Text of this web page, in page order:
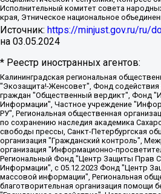
Исполнительный комитет совета
края, Этническое национальное
Источник: https://minjust.gov.ru/ru/
на 03.05.2024
* Реестр иностранных агентов:
Калининградская региональная общественная организация "Экозащита!-Женсовет", Фонд содействия защите прав и свобод граждан "Общественный вердикт", Фонд "Институт Развития Свободы Информации", Частное учреждение "Информационное агентство МЕМО. РУ", Региональная общественная организация "Общественная комиссия по сохранению наследия академика Сахарова", Фонд поддержки свободы прессы, Санкт-Петербургская общественная правозащитная организация "Гражданский контроль", Межрегиональная общественная организация "Информационно-просветительский центр "Мемориал", Региональный Фонд "Центр Защиты Прав Средств Массовой Информации", с 05.12.2023 Фонд "Центр Защиты Прав Средств массовой информации", Региональная общественная благотворительная организация помощи беженцам и мигрантам "Гражданское содействие", Негосударственное образовательное учреждение дополнительного профессионального образования (повышение квалификации) специалистов "АКАДЕМИЯ ПО ПРАВАМ ЧЕЛОВЕКА", Свердловская региональная общественная организация "Сутяжник", Автономная некоммерческая организация "Центр независимых социологических исследований", Союз общественных объединений "Российский исследовательский центр по правам человека", Региональное общественное учреждение научно-информационный центр "МЕМОРИАЛ", Некоммерческая организация "Фонд защиты гласности", Автономная некоммерческая организация "Институт прав человека", Городская общественная организация "Екатеринбургское общество "МЕМОРИАЛ", Городская общественная организация "Рязанское историко-просветительское и правозащитное общество "Мемориал" (Рязанский Мемориал), Челябинский региональный орган общественной самодеятельности – женское общественное объединение "Женщины Евразии", Челябинский региональный орган общественной самодеятельности "Уральская правозащитная группа", Фонд содействия защите здоровья и социальной справедливости имени Андрея Рылькова, Автономная Некоммерческая Организация "Аналитический Центр Юрия Левады", Автономная некоммерческая организация социальной поддержки населения "Проект Апрель", Региональная общественная организация помощи женщинам и детям, находящимся в кризисной ситуации "Информационно-методический центр "Анна", Фонд содействия развитию массовых коммуникаций и правовому просвещению "Так-так-Так", Фонд содействия устойчивому развитию "Серебряная тайга", Свердловский региональный общественный фонд социальных проектов "Новое время", "Idel.Реалии", Кавказ.Реалии, Крым.Реалии, Телеканал Настоящее Время, Татаро-башкирская служба Радио Свобода (Azatliq Radiosi), Радио Свободная Европа/Радио Свобода (PCE/PC), "Сибирь.Реалии", "Фактограф", Благотворительный фонд помощи осужденным и их семьям, Автономная некоммерческая организация "Институт глобализации и социальных движений", Фонд "В защиту прав заключенных", Частное учреждение "Центр поддержки и содействия развитию средств массовой информации", Пензенский региональный общественный благотворительный фонд "Гражданский союз", "Север.Реалии", Некоммерческая организация Фонд "Правовая инициатива", Общество с ограниченной ответственностью "Радио Свободная Европа/Радио Свобода", Чешское информационное агентство "MEDIUM-ORIENT", Красноярская региональная общественная организация "Мы против СПИДа", Камалягин Денис Николаевич, Маркелов Сергей Евгеньевич, Пономарев Лев Александрович, Савицкая Людмила Алексеевна, Автономная некоммерческая организация "Центр по работе с проблемой насилия "НАСИЛИЮ.НЕТ", Межрегиональный профессиональный союз работников здравоохранения "Альянс врачей", Юридическое лицо, зарегистрированное в Латвийской Республике, SIA "Medusa Project" (регистрационный номер 40103797863, дата регистрации 10.06.2014), Некоммерческая организация "Фонд по борьбе с коррупцией", Автономная некоммерческая организация "Институт права и публичной политики", Баданин Роман Сергеевич, Гликин Максим Александрович, Железнова Мария Михайловна, Лукьянова Юлия Сергеевна, Маетная Елизавета Витальевна, Маняхин Петр Борисович, Чуракова Ольга Владимировна, Ярош Юлия Петровна, Юридическое лицо "The Insider SIA", зарегистрированное в Риге, Латвийская Республика (дата регистрации 26.06.2015), являющееся администратором доменного имени интернет-издания "The Insider SIA", https://theins.ru, Постернак Алексей Евгеньевич, Рубин Михаил Аркадьевич, Анин Роман Александрович, Юридическое лицо Istories fonds, зарегистрированное в Латвийской Республике (регистрационный номер 50008295751, дата регистрации 24.02.2020), Великовский Дмитрий Александрович, Долинина Ирина Николаевна, Мароховская Алеся Алексеевна, Шлейнов Роман Юрьевич, Шмагун Олеся Валентиновна, Общество с ограниченной ответственностью "Альтаир 2021", Общество с ограниченной ответственностью "Вега 2021", Общество с ограниченной ответственностью "Главный редактор 2021", Общество с ограниченной ответственностью "Ромашки монолит", Важенков Артем Валерьевич, Ивановская областная общественная организация "Центр гендерных исследований", Гурман Юрий Альбертович, Медиапроект "ОВД-Инфо", Егоров Владимир Владимирович, Жилинский Владимир Александрович, Общество с ограниченной ответственностью "ЗП", Иванова София Юрьевна, Карезина Инна Павловна, Кильтау Екатерина Викторовна, Петров Алексей Викторович, Пискунов Сергей Евгеньевич, Смирнов Сергей Сергеевич, Тихонов Михаил Сергеевич, Общество с ограниченной ответственностью "ЖУРНАЛИСТ-ИНОСТРАННЫЙ АГЕНТ", Арапова Галина Юрьевна, Вольтская Татьяна Анатольевна, Американская компания "Mason G.E.S. Anonymous Foundation" (США), являющаяся владельцем интернет-издания https://mnews.world/, Компания "Stichting Bellingcat", зарегистрированная в Нидерландах (дата регистрации 11.07.2018), Захаров Андрей Вячеславович, Клепиковская Екатерина Дмитриевна, Общество с ограниченной ответственностью "МЕМО", Перл Роман Александрович, Симонов Евгений Алексеевич, Соловьева Елена Анатольевна, Сотников Даниил Владимирович, Сурначева Елизавета Дмитриевна, Автономная некоммерческая организация по защите прав человека и информированию населения "Якутия – Наше Мнение", Общество с ограниченной ответственностью "Москоу диджитал медиа", с 26.01.2023 Общество с ограниченной ответственностью "Чайка Белые сады", Ветошкина Валерия Валерьевна, Заговора Максим Александрович, Межрегиональное общественное движение "Российская ЛГБТ - сеть", Оленичев Максим Владимирович, Павлов Иван Юрьевич, Скворцова Елена Сергеевна, Общество с ограниченной ответственностью "Как бы инагент", Кочетков Игорь Викторович, Общество с ограниченной ответственностью "Честные выборы", Еланчик Олег Александрович, Общество с ограниченной ответственностью "Нобелевский призыв", Гималова Регина Эмилевна, Григорьев Андрей Валерьевич, Григорьева Алина Александровна, Ассоциация по содействию защите прав призывников, альтернативнослужащих и военнослужащих "Правозащитная группа "Гражданин.Армия.Право", Хисамова Регина Фаритовна, Автономная некоммерческая организация по реализации социально-правовых программ "Лилит", Дальневосточное общественное движение "Маяк", Санкт-Петербургская ЛГБТ-инициативная группа "Выход", Инициативная группа ЛГБТ+ "Реверс", Алексеев Андрей Викторович, Бекбулатова Таисия Львовна, Беляев Иван Михайлович, Владыкина Елена Сергеевна, Гельман Марат Александрович,